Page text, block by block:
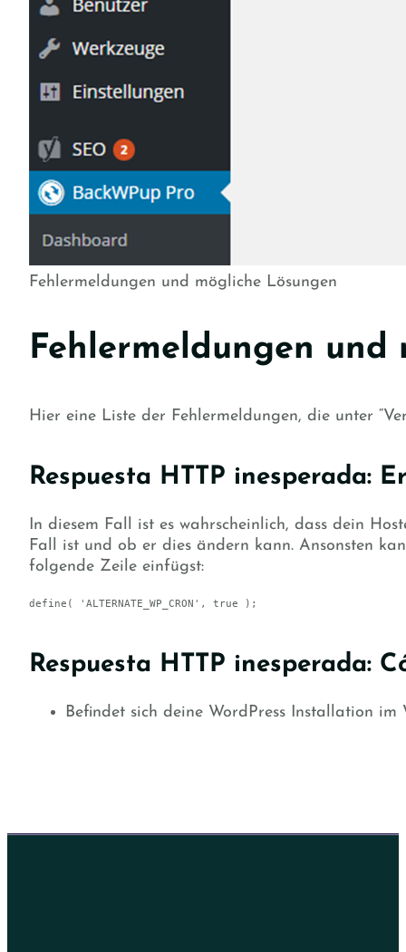
Fehlermeldungen und mögliche Lösungen
Fehlermeldungen und
Hier eine Liste der Fehlermeldungen, die unter
Respuesta HTTP inesperada:
In diesem Fall ist es wahrscheinlich, dass dein
Fall ist und ob er dies ändern kann. Ansonsten
folgende Zeile einfügst:
Respuesta HTTP inesperada:
Befindet sich deine WordPress Installation